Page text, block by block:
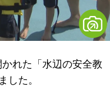
れた「水辺の安全教
した。